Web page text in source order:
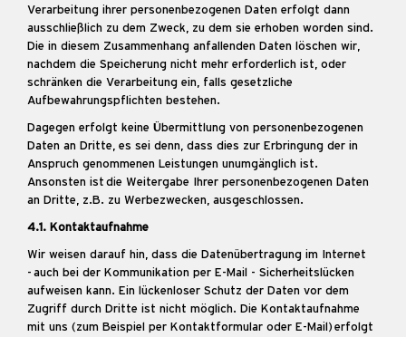
Verarbeitung ihrer personenbezogenen Daten erfolgt dann
ausschließlich zu dem Zweck, zu dem sie erhoben worden sind.
Die in diesem Zusammenhang anfallenden Daten löschen wir,
nachdem die Speicherung nicht mehr erforderlich ist, oder
schränken die Verarbeitung ein, falls gesetzliche
Aufbewahrungspflichten bestehen.
Dagegen erfolgt keine Übermittlung von personenbezogenen
Daten an Dritte, es sei denn, dass dies zur Erbringung der in
Anspruch genommenen Leistungen unumgänglich ist.
Ansonsten ist die Weitergabe Ihrer personenbezogenen Daten
an Dritte, z.B. zu Werbezwecken, ausgeschlossen.
4.1. Kontaktaufnahme
Wir weisen darauf hin, dass die Datenübertragung im Internet
- auch bei der Kommunikation per E-Mail - Sicherheitslücken
aufweisen kann. Ein lückenloser Schutz der Daten vor dem
Zugriff durch Dritte ist nicht möglich. Die Kontaktaufnahme
mit uns (zum Beispiel per Kontaktformular oder E-Mail) erfolgt